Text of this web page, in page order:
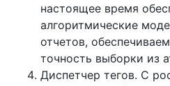
настоящее время
алгоритмические
отчетов,
точность выборки из
Диспетчер тегов. С